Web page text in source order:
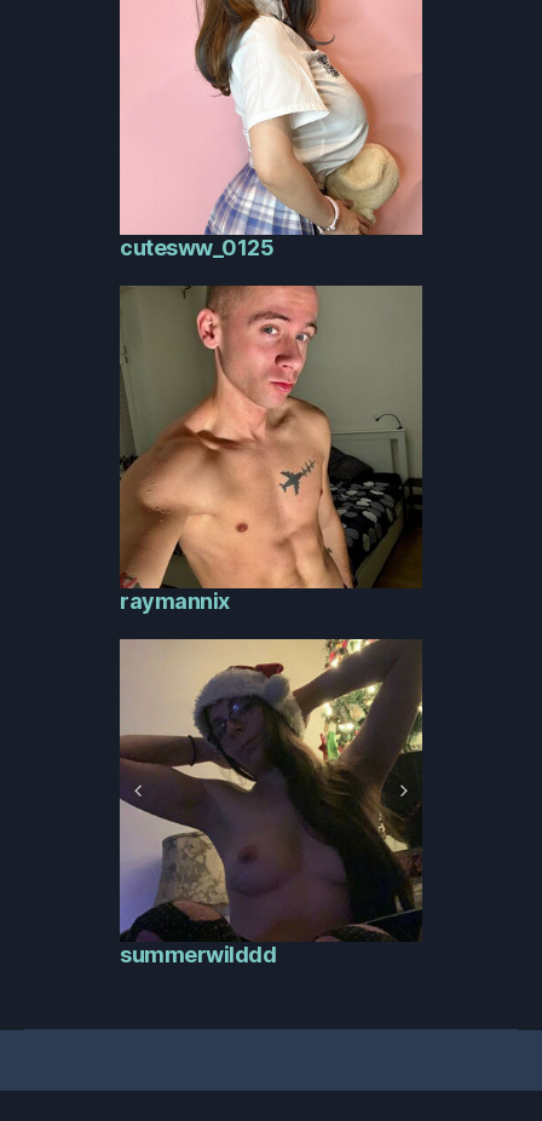
cutesww_0125
raymannix
summerwilddd